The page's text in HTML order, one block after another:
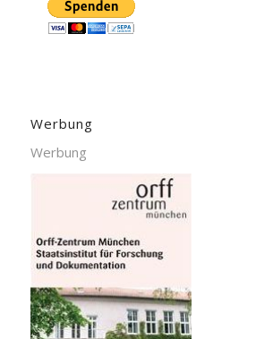
Werbung
Werbung